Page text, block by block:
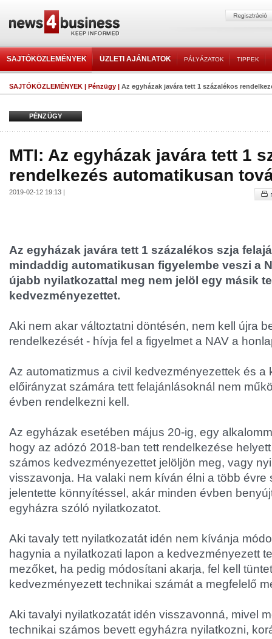
SAJTÓKÖZLEMÉNYEK ÜZLETI AJÁNLATOK PÁLYÁZATOK TIPPEK
SAJTÓKÖZLEMÉNYEK | Pénzügy | Az egyházak javára tett 1 százalékos
PÉNZÜGY
MTI: Az egyházak javára tett 1
rendelkezés automatikusan
2019-02-12 19:13 |
Az egyházak javára tett 1 százalékos szja
mindaddig automatikusan figyelembe veszi a
újabb nyilatkozattal meg nem jelöl egy másik
kedvezményezettet.
Aki nem akar változtatni döntésén, nem kell újra
rendelkezését - hívja fel a figyelmet a NAV a
Az automatizmus a civil kedvezményezettek és a
előirányzat számára tett felajánlásoknál nem
évben rendelkezni kell.
Az egyházak esetében május 20-ig, egy
hogy az adózó 2018-ban tett rendelkezése
számos kedvezményezettet jelöljön meg, vagy
visszavonja. Ha valaki nem kíván élni a több évre
jelentette könnyítéssel, akár minden évben
egyházra szóló nyilatkozatot.
Aki tavaly tett nyilatkozatát idén nem kívánja
hagynia a nyilatkozati lapon a kedvezményezett
mezőket, ha pedig módosítani akarja, fel kell
kedvezményezett technikai számát a megfelelő
Aki tavalyi nyilatkozatát idén visszavonná, mivel
technikai számos bevett egyházra nyilatkozni,